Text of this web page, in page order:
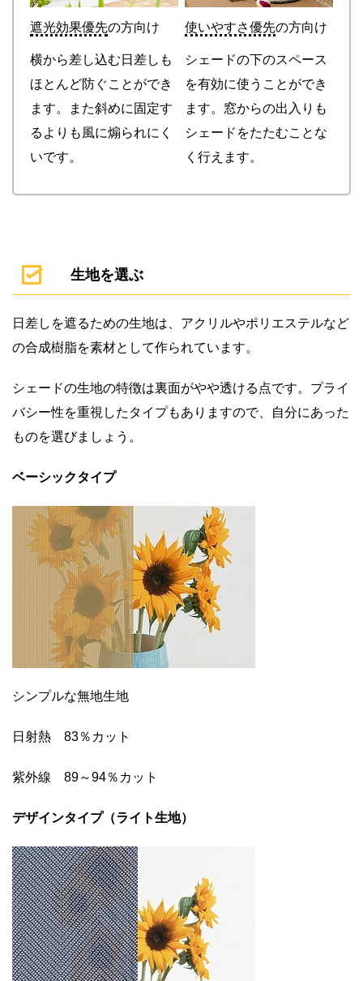
遮光効果優先の方向け
横から差し込む日差しも
ほとんど防ぐことができ
ます。また斜めに固定す
るよりも風に煽られにく
いです。
使いやすさ優先の方向け
シェードの下のスペース
を有効に使うことができ
ます。窓からの出入りも
シェードをたたむことな
く行えます。
生地を選ぶ
日差しを遮るための生地は、アクリルやポリエステルなど
の合成樹脂を素材として作られています。
シェードの生地の特徴は裏面がやや透ける点です。プライ
バシー性を重視したタイプもありますので、自分にあった
ものを選びましょう。
ベーシックタイプ
シンプルな無地生地
日射熱 83％カット
紫外線 89～94％カット
デザインタイプ（ライト生地）